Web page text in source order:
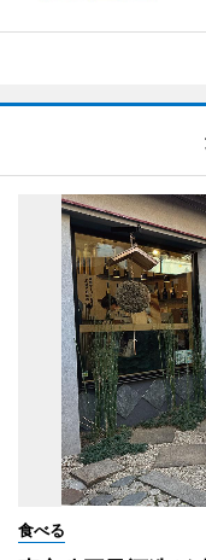
食べる